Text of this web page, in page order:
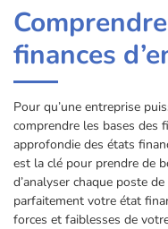
finances
Pour qu’une entreprise
comprendre les bases des
approfondie des états
est la clé pour prendre de
d’analyser chaque poste
parfaitement votre état
forces et faiblesses de